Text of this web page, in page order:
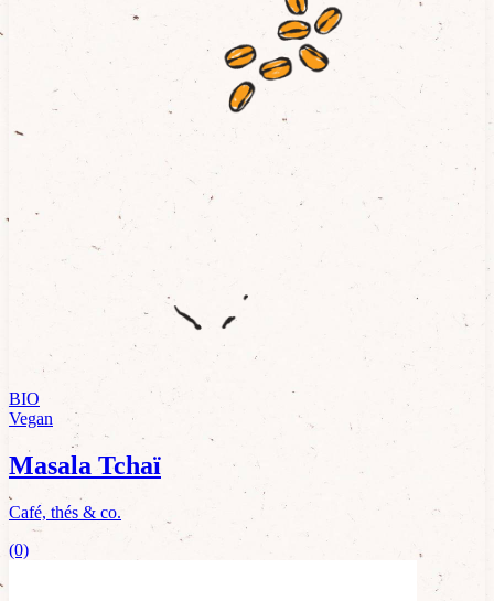
BIO
Vegan
Masala Tchaï
Café, thés & co.
(0)